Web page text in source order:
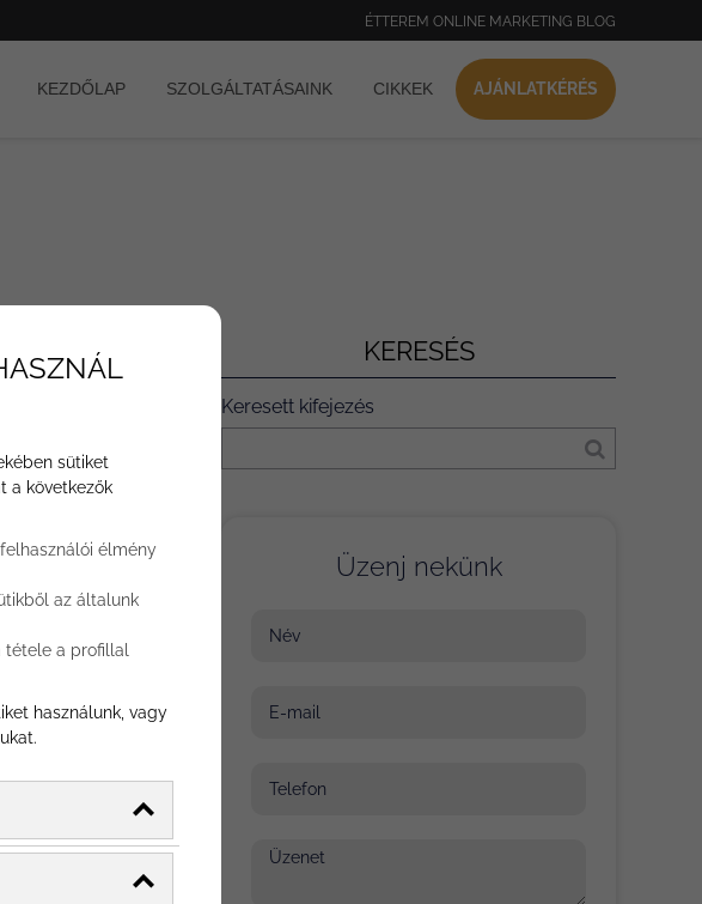
ÉTTEREM ONLINE MARKETING BLOG
KEZDŐLAP SZOLGÁLTATÁSAINK CIKKEK AJÁNLATKÉRÉS
KERESÉS
Keresett kifejezés
Üzenj nekünk
Név
E-mail
Telefon
Üzenet
sütiket
a következők
élmény
az általunk
tétele a profillal
használunk, vagy